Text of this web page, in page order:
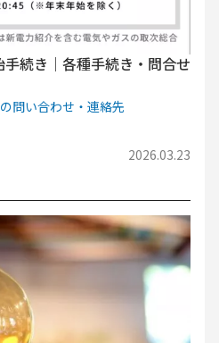
手続き｜各種手続き・問合せ
問い合わせ・連絡先
2026.03.23